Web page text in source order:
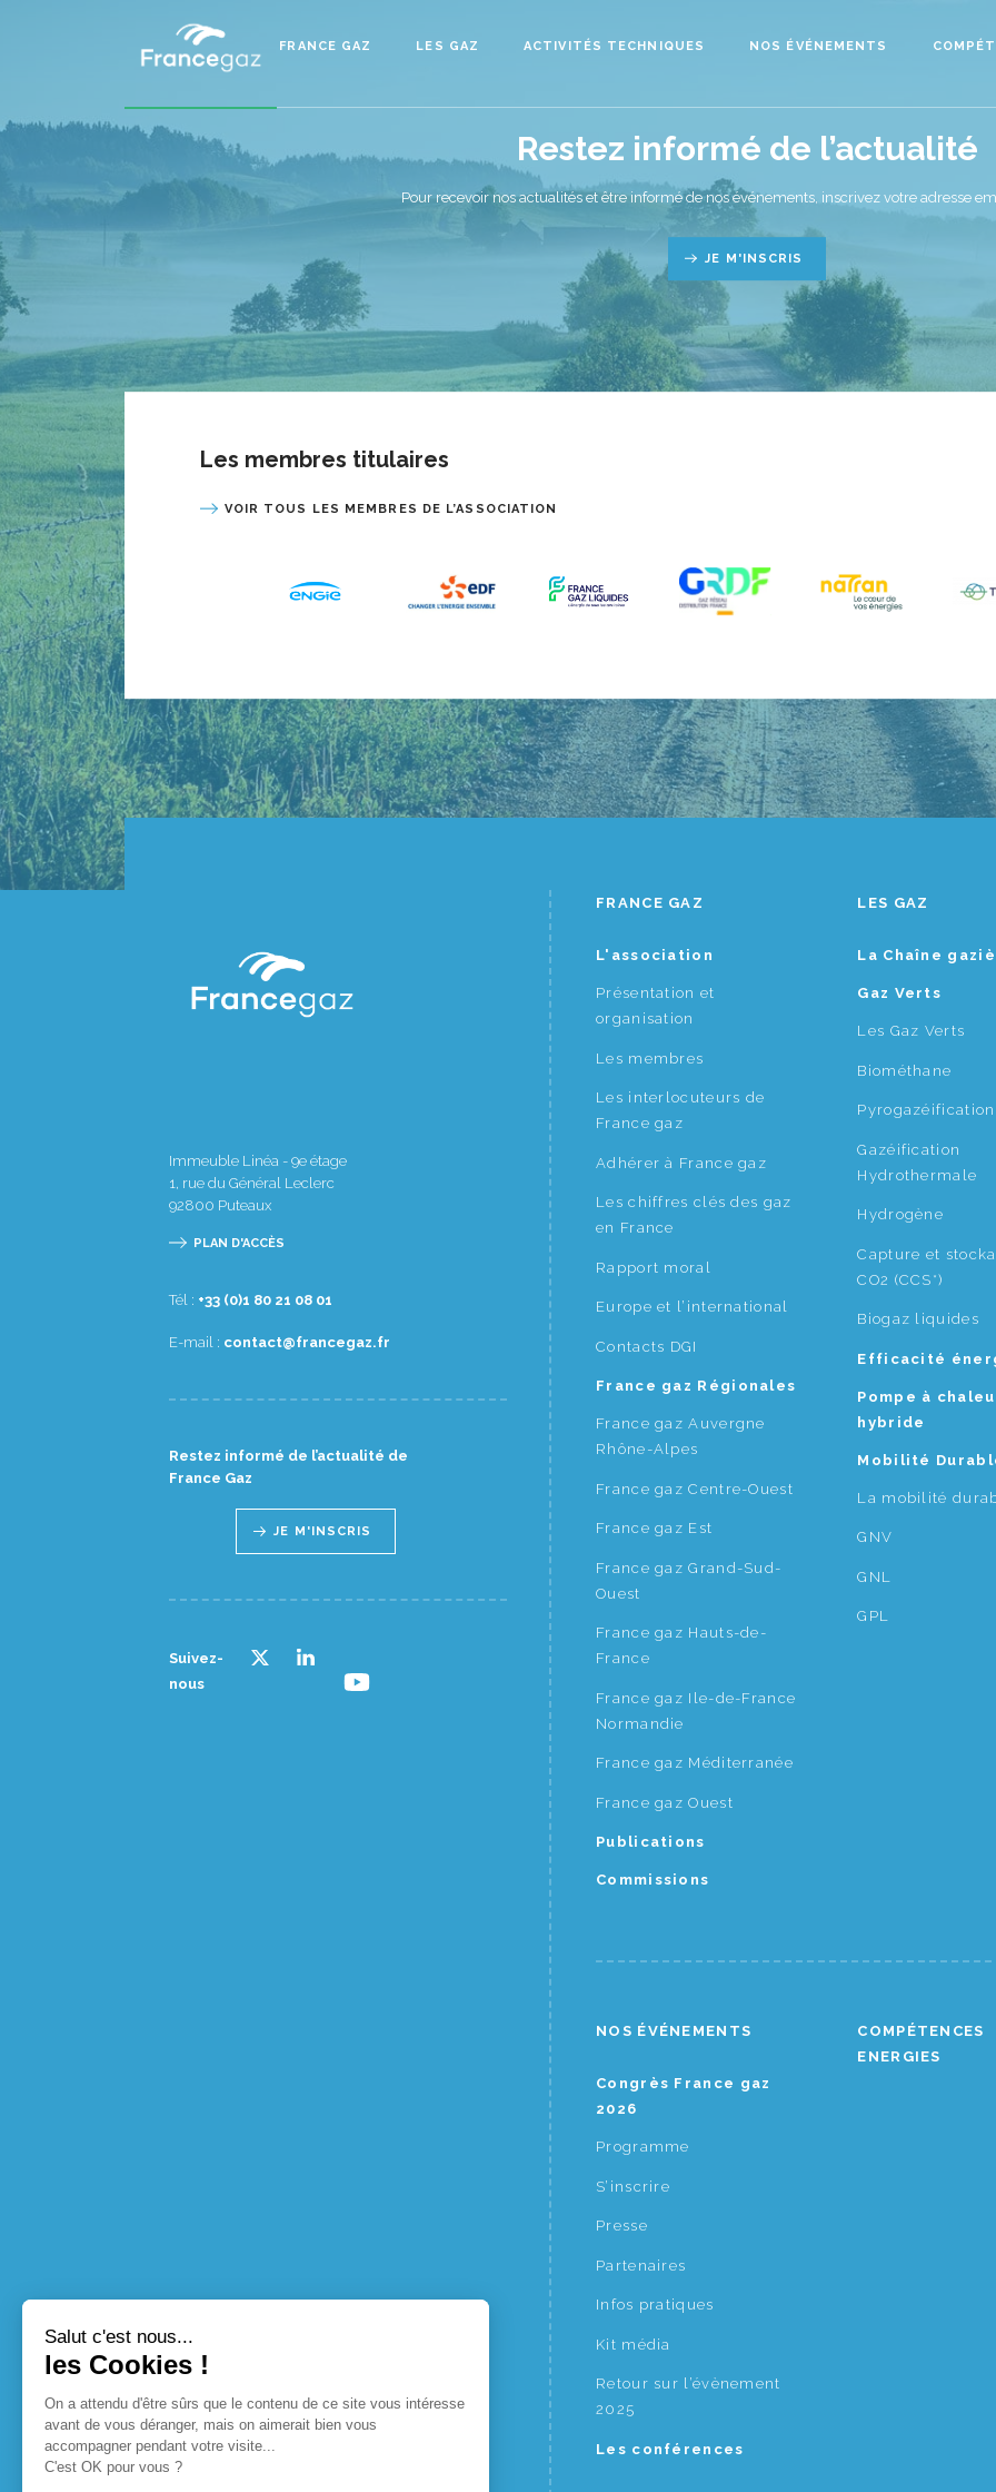
FRANCE GAZ LES GAZ ACTIVITÉS TECHNIQUES NOS ÉVÉNEMENTS
Restez informé de l’actualité
Pour recevoir nos actualités et être informé de nos événements, inscrivez votre adresse
JE M'INSCRIS
Les membres titulaires
VOIR TOUS LES MEMBRES DE L’ASSOCIATION
Immeuble Linéa - 9e étage
1, rue du Général Leclerc
92800 Puteaux
PLAN D'ACCÈS
Tél : 10 80 12 08 1(0) 33+
E-mail : rf.zagecnarf@tcatnoc
Restez informé de l’actualité de
France Gaz
JE M'INSCRIS
Suivez-
nous
FRANCE GAZ
L'association
Présentation et
organisation
Les membres
Les interlocuteurs de
France gaz
Adhérer à France gaz
Les chiffres clés des gaz
en France
Rapport moral
Europe et l’international
Contacts DGI
France gaz Régionales
France gaz Auvergne
Rhône-Alpes
France gaz Centre-Ouest
France gaz Est
France gaz Grand-Sud-
Ouest
France gaz Hauts-de-
France
France gaz Ile-de-France
Normandie
France gaz Méditerranée
France gaz Ouest
Publications
Commissions
LES GAZ
La Chaîne
Gaz Verts
Les Gaz Verts
Biométhane
Pyrogazéification
Gazéification
Hydrothermale
Hydrogène
Capture et
CO2 (CCS*)
Biogaz liquides
Efficacité
Pompe à
hybride
Mobilité
La mobilité
GNV
GNL
GPL
NOS ÉVÉNEMENTS
Congrès France gaz
2026
Programme
S’inscrire
Presse
Partenaires
Infos pratiques
Kit média
Retour sur l’évènement
2025
Les conférences
COMPÉTENCES
ENERGIES
Salut c'est nous...
les Cookies !
On a attendu d'être sûrs que le contenu de ce site vous intéresse
avant de vous déranger, mais on aimerait bien vous
accompagner pendant votre visite...
C'est OK pour vous ?